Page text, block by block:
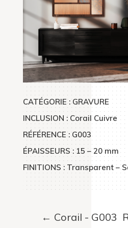
CATÉGORIE : GRAVURE
INCLUSION : Corail Cuivre
RÉFÉRENCE : G003
ÉPAISSEURS :15 – 20 mm
FINITIONS : Transparent –
← Corail - G003